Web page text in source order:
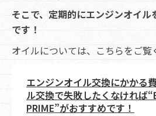
そこで、定期的にエンジンオイ
です！
オイルについては、こちらをご覧
エンジンオイル交換にかかる
ル交換で失敗したくなければ
PRIME”がおすすめです！